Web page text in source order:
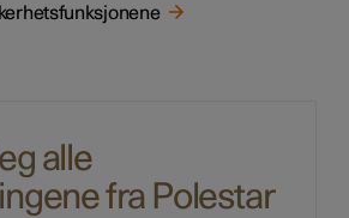
alle
fra Polestar